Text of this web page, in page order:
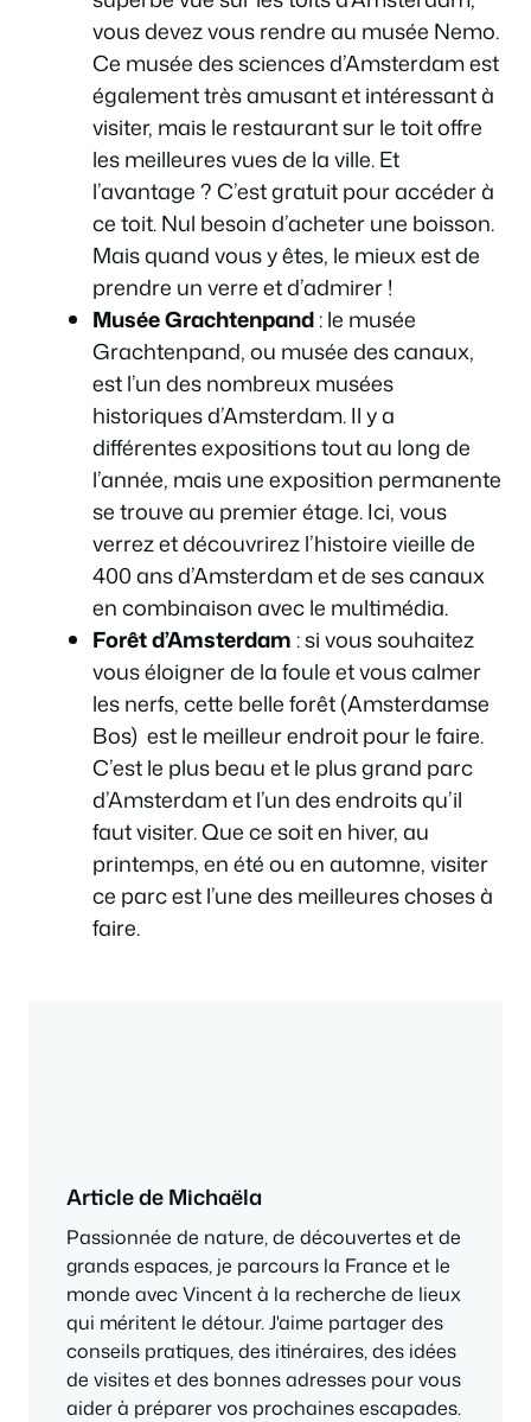
vous devez vous rendre au musée Nemo.
Ce musée des sciences d’Amsterdam est
également très amusant et intéressant à
visiter, mais le restaurant sur le toit offre
les meilleures vues de la ville. Et
l’avantage ? C’est gratuit pour accéder à
ce toit. Nul besoin d’acheter une boisson.
Mais quand vous y êtes, le mieux est de
prendre un verre et d’admirer !
Musée Grachtenpand: le musée
Grachtenpand, ou musée des canaux,
est l’un des nombreux musées
historiques d’Amsterdam. Il y a
différentes expositions tout au long de
l’année, mais une exposition permanente
se trouve au premier étage. Ici, vous
verrez et découvrirez l’histoire vieille de
400 ans d’Amsterdam et de ses canaux
en combinaison avec le multimédia.
Forêt d’Amsterdam : si vous souhaitez
vous éloigner de la foule et vous calmer
les nerfs, cette belle forêt (Amsterdamse
Bos) est le meilleur endroit pour le faire.
C’est le plus beau et le plus grand parc
d’Amsterdam et l’un des endroits qu’il
faut visiter. Que ce soit en hiver, au
printemps, en été ou en automne, visiter
ce parc est l’une des meilleures choses à
faire.
Article de Michaëla
Passionnée de nature, de découvertes et de
grands espaces, je parcours la France et le
monde avec Vincent à la recherche de lieux
qui méritent le détour. J'aime partager des
conseils pratiques, des itinéraires, des idées
de visites et des bonnes adresses pour vous
aider à préparer vos prochaines escapades.